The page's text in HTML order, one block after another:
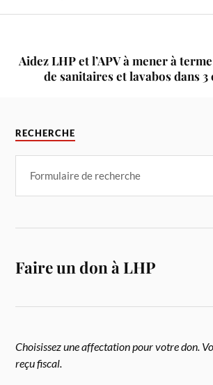
Aidez LHP et l’APV à mener à
de sanitaires et lavabos dans 3
RECHERCHE
Faire un don à LHP
Choisissez une affectation pour votre don.
reçu fiscal.